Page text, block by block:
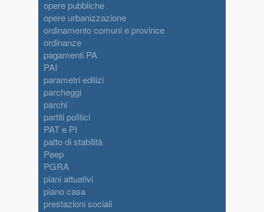
opere pubbliche
opere urbanizzazione
ordinamento comuni e province
ordinanze
pagamenti PA
PAI
parametri edilizi
parcheggi
parchi
partiti politici
PAT e PI
patto di stabilità
Peep
PGRA
piani attuativi
piano casa
prestazioni sociali